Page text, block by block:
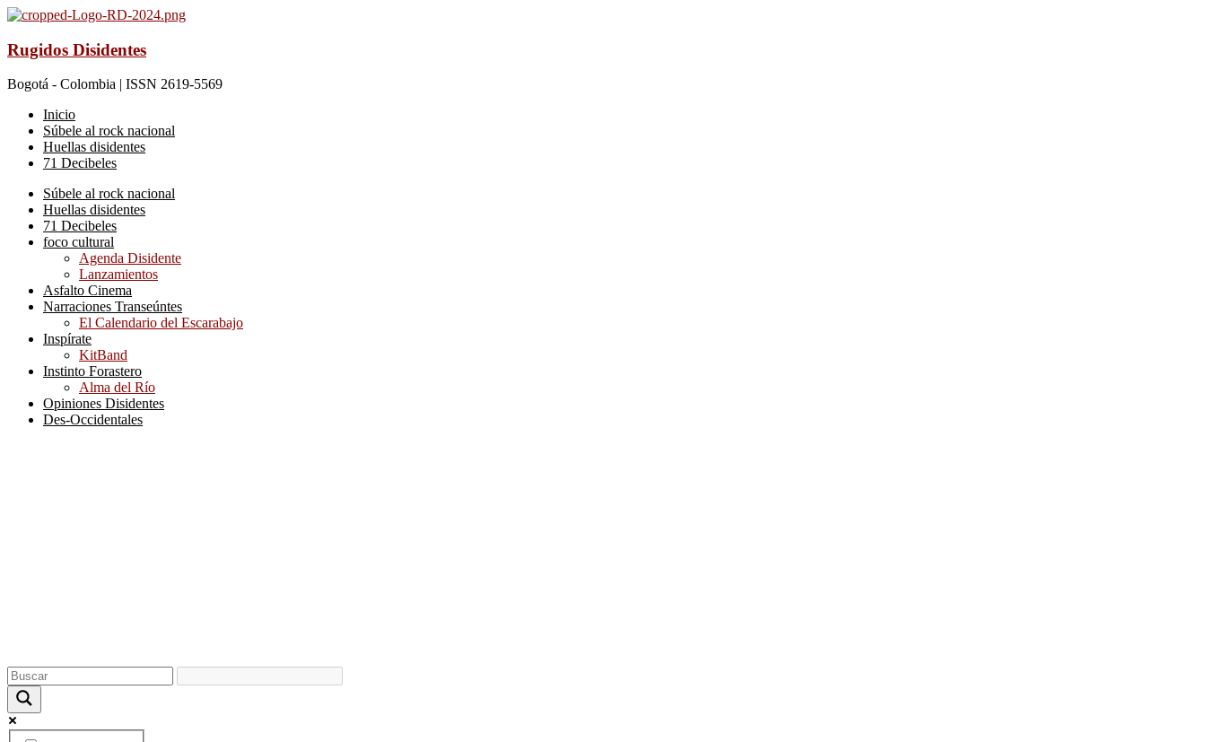
Rugidos Disidentes
Bogotá - Colombia | ISSN 2619-5569
Inicio
Súbele al rock nacional
Huellas disidentes
71 Decibeles
Súbele al rock nacional
Huellas disidentes
71 Decibeles
foco cultural
Agenda Disidente
Lanzamientos
Asfalto Cinema
Narraciones Transeúntes
El Calendario del Escarabajo
Inspírate
KitBand
Instinto Forastero
Alma del Río
Opiniones Disidentes
Des-Occidentales